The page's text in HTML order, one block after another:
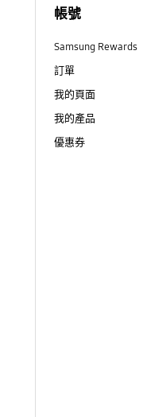
帳號
Samsung Rewards
訂單
我的頁面
我的產品
優惠券